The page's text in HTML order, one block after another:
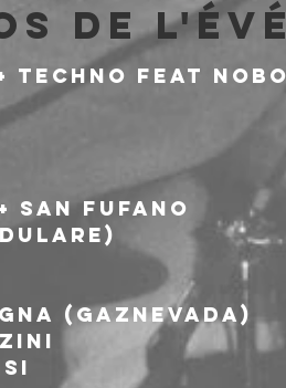
de
TECHNO feat
San Fufano
(Gaznevada)